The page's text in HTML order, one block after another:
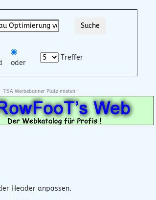
oder
Treffer
TISA Werbebanner Platz mieten!
Header anpassen.